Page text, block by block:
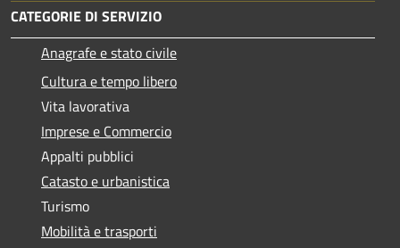
CATEGORIE DI SERVIZIO
Anagrafe e stato civile
Cultura e tempo libero
Vita lavorativa
Imprese e Commercio
Appalti pubblici
Catasto e urbanistica
Turismo
Mobilità e trasporti